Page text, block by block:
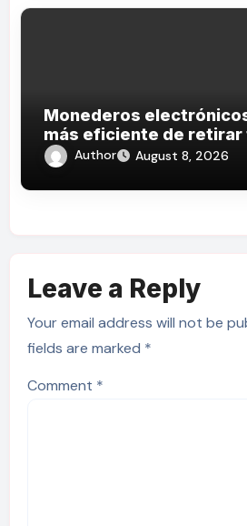
Monederos
más eficiente de retirar
Author August 8, 2026
Leave a Reply
Your email address will not be
fields are marked *
Comment *